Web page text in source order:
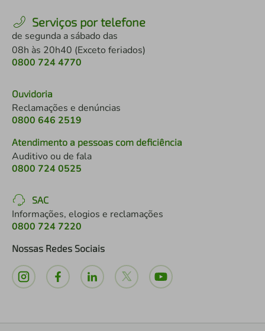
Serviços por telefone
de segunda a sábado das
08h às 20h40 (Exceto feriados)
0800 724 4770
Ouvidoria
Reclamações e denúncias
0800 646 2519
Atendimento a pessoas com deficiência
Auditivo ou de fala
0800 724 0525
SAC
Informações, elogios e reclamações
0800 724 7220
Nossas Redes Sociais